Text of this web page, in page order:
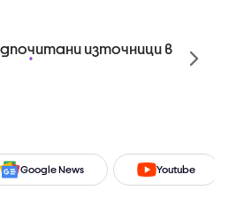
източници в
Google News Youtube